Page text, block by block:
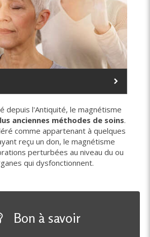
depuis l'Antiquité, le magnétisme
anciennes méthodes de soins.
comme appartenant à quelques
reçu un don, le magnétisme
perturbées au niveau du ou
qui dysfonctionnent.
Bon à savoir